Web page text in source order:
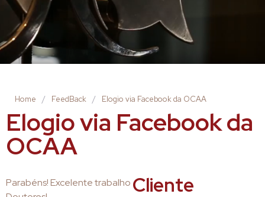
Home / FeedBack / Elogio via Facebook da OCAA
Elogio via Facebook da
OCAA
Parabéns! Excelente trabalho Cliente